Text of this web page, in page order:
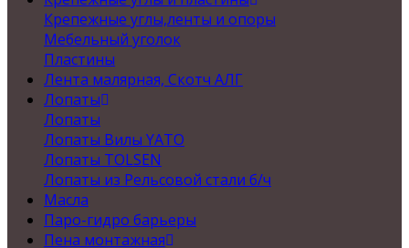
Крепежные углы,ленты и опоры
Мебельный уголок
Пластины
Лента малярная, Скотч АЛГ
Лопаты
Лопаты
Лопаты Вилы YATO
Лопаты TOLSEN
Лопаты из Рельсовой стали б/ч
Масла
Паро-гидро барьеры
Пена монтажная